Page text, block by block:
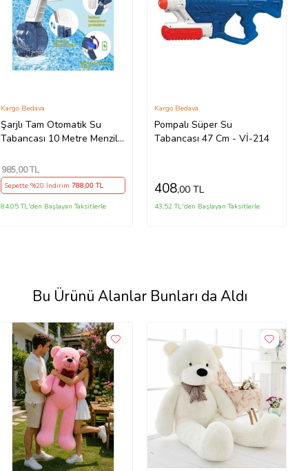
Şarjlı Tam Otomatik Su
Tabancası 10 Metre Menzil
Deniz Oyuncağı (Mavi)
Kargo Bedava
985,00 TL
Sepette %20 İndirim 788,00 TL
84,05 TL'den Başlayan Taksitlerle
Pompalı Süper Su
Tabancası 47 Cm - Vİ-214
Kargo Bedava
408,00 TL
43,52 TL'den Başlayan Taksitlerle
Bu Ürünü Alanlar Bunları da Aldı